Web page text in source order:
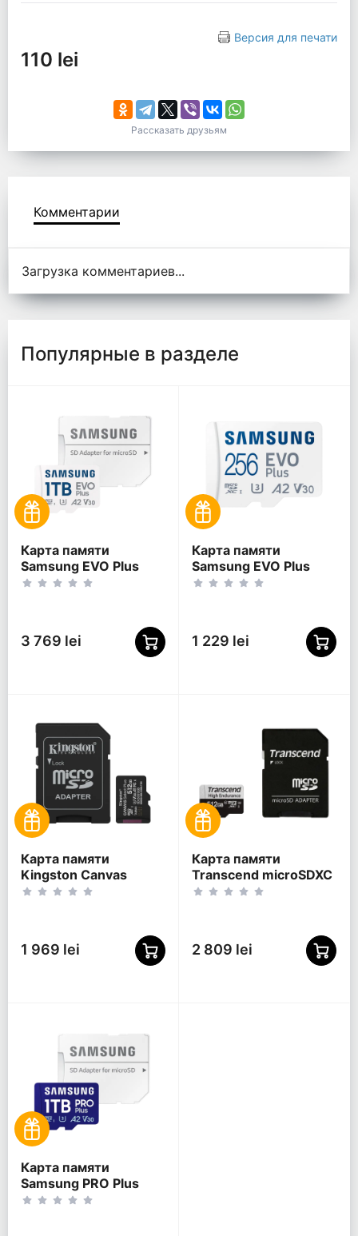
Версия для печати
110 lei
Рассказать друзьям
Комментарии
Комментарии
Загрузка комментариев...
Популярные в разделе
Карта памяти
Samsung EVO Plus
MicroSDXC, 1024Гб
3 769 lei
Карта памяти
Samsung EVO Plus
MicroSDXC, 256Гб
1 229 lei
Карта памяти
Kingston Canvas
Select Plus, 512Гб
1 969 lei
Карта памяти
Transcend microSDXC
350V, 512Гб
2 809 lei
Карта памяти
Samsung PRO Plus
MicroSD, 1024Гб (MB-